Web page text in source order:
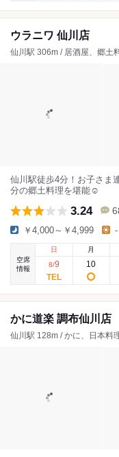
ウラニワ 仙川店
仙川駅 306m / 居酒屋、郷土
仙川駅徒歩4分！お子さま
分の郷土料理を堪能☺
3.24
￥4,000～￥4,999 -
空席
情報
日
8/9
月
10
かに道楽 調布仙川店
仙川駅 128m / かに、日本料